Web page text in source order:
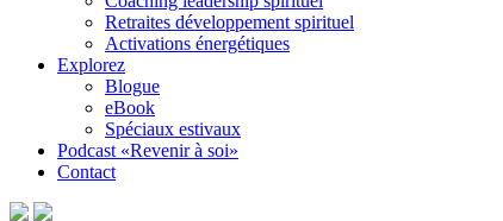
Retraites développement spirituel
Activations énergétiques
Explorez
Blogue
eBook
Spéciaux estivaux
Podcast «Revenir à soi»
Contact